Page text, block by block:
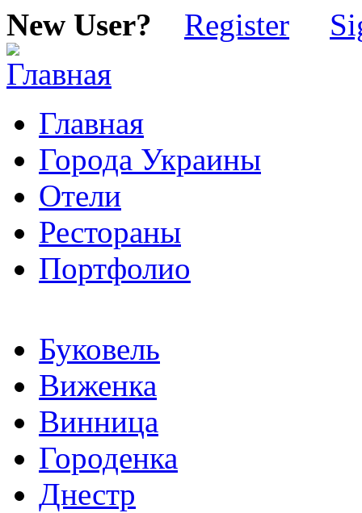
New User? Register
Главная
Города Украины
Отели
Рестораны
Портфолио
Буковель
Виженка
Винница
Городенка
Днестр